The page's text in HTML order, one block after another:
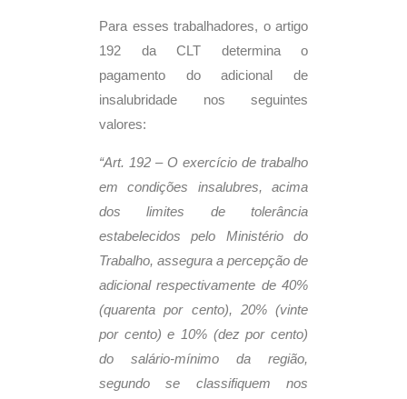
Para esses trabalhadores, o artigo
192 da CLT determina o
pagamento do adicional de
insalubridade nos seguintes
valores:
“Art. 192 – O exercício de trabalho
em condições insalubres, acima
dos limites de tolerância
estabelecidos pelo Ministério do
Trabalho, assegura a percepção de
adicional respectivamente de 40%
(quarenta por cento), 20% (vinte
por cento) e 10% (dez por cento)
do salário-mínimo da região,
segundo se classifiquem nos